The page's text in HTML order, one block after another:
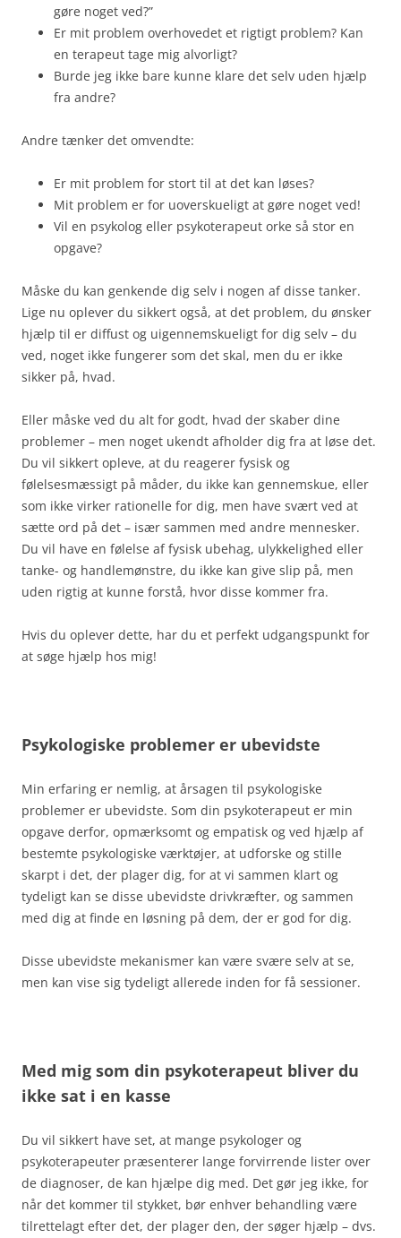
gøre noget ved?”
Er mit problem overhovedet et rigtigt problem? Kan
en terapeut tage mig alvorligt?
Burde jeg ikke bare kunne klare det selv uden hjælp
fra andre?
Andre tænker det omvendte:
Er mit problem for stort til at det kan løses?
Mit problem er for uoverskueligt at gøre noget ved!
Vil en psykolog eller psykoterapeut orke så stor en
opgave?
Måske du kan genkende dig selv i nogen af disse tanker.
Lige nu oplever du sikkert også, at det problem, du ønsker
hjælp til er diffust og uigennemskueligt for dig selv – du
ved, noget ikke fungerer som det skal, men du er ikke
sikker på, hvad.
Eller måske ved du alt for godt, hvad der skaber dine
problemer – men noget ukendt afholder dig fra at løse det.
Du vil sikkert opleve, at du reagerer fysisk og
følelsesmæssigt på måder, du ikke kan gennemskue, eller
som ikke virker rationelle for dig, men have svært ved at
sætte ord på det – især sammen med andre mennesker.
Du vil have en følelse af fysisk ubehag, ulykkelighed eller
tanke- og handlemønstre, du ikke kan give slip på, men
uden rigtig at kunne forstå, hvor disse kommer fra.
Hvis du oplever dette, har du et perfekt udgangspunkt for
at søge hjælp hos mig!
Psykologiske problemer er ubevidste
Min erfaring er nemlig, at årsagen til psykologiske
problemer er ubevidste. Som din psykoterapeut er min
opgave derfor, opmærksomt og empatisk og ved hjælp af
bestemte psykologiske værktøjer, at udforske og stille
skarpt i det, der plager dig, for at vi sammen klart og
tydeligt kan se disse ubevidste drivkræfter, og sammen
med dig at finde en løsning på dem, der er god for dig.
Disse ubevidste mekanismer kan være svære selv at se,
men kan vise sig tydeligt allerede inden for få sessioner.
Med mig som din psykoterapeut bliver du
ikke sat i en kasse
Du vil sikkert have set, at mange psykologer og
psykoterapeuter præsenterer lange forvirrende lister over
de diagnoser, de kan hjælpe dig med. Det gør jeg ikke, for
når det kommer til stykket, bør enhver behandling være
tilrettelagt efter det, der plager den, der søger hjælp – dvs.